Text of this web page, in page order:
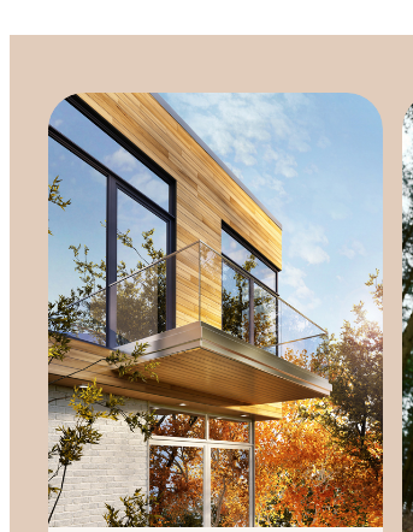
Habitation
bois
&